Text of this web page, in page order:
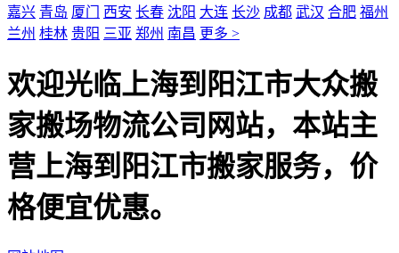
嘉兴 青岛 厦门 西安 长春 沈阳 大连 长沙 成都 武汉 合肥 福州
兰州 桂林 贵阳 三亚 郑州 南昌 更多 >
欢迎光临上海到阳江市大众搬
家搬场物流公司网站，本站主
营上海到阳江市搬家服务，价
格便宜优惠。